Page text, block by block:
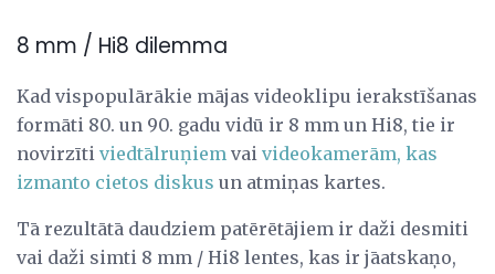
8 mm / Hi8 dilemma
Kad vispopulārākie mājas videoklipu ierakstīšanas
formāti 80. un 90. gadu vidū ir 8 mm un Hi8, tie ir
novirzīti viedtālruņiem vai videokamerām, kas
izmanto cietos diskus un atmiņas kartes.
Tā rezultātā daudziem patērētājiem ir daži desmiti
vai daži simti 8 mm / Hi8 lentes, kas ir jāatskaņo,